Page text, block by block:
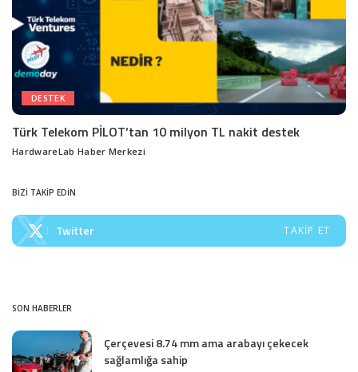
DESTEK
Türk Telekom PİLOT’tan 10 milyon TL nakit destek
Posted
HardwareLab Haber Merkezi
BİZİ TAKİP EDİN
Twitter TAKIP ET
SON HABERLER
Çerçevesi 8.74 mm ama arabayı çekecek
sağlamlığa sahip